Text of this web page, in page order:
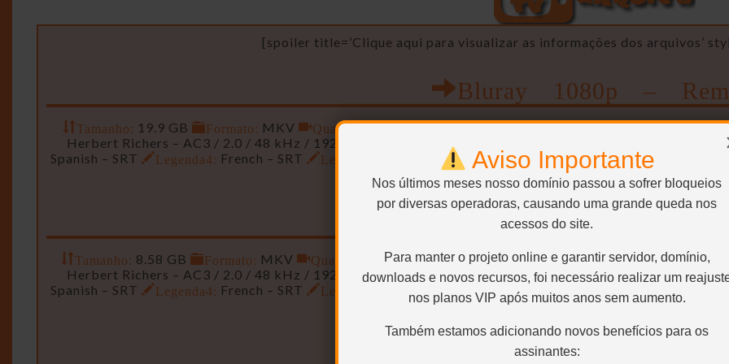
Aviso Importante
Nos últimos meses nosso domínio passou a sofrer bloqueios
por diversas operadoras, causando uma grande queda nos
acessos do site.
Para manter o projeto online e garantir servidor, domínio,
downloads e novos recursos, foi necessário realizar um
nos planos VIP após muitos anos sem aumento.
Também estamos adicionando novos benefícios para os
assinantes:
[spoiler title=’Clique aqui para visualizar as informações dos arquivos’
Bluray 1080p –
Tamanho: 19.9 GB Formato: MKV Qualidade:1920×1080 – H.264 / AVC / 16:9 / 24.900 Kbps /
Herbert Richers – AC3 / 2.0 / 48 kHz / 192 kbps
Spanish – SRT
Legenda4: French – SRT Legenda5: German – SRT Legenda6:Dutch – SRT Legenda7:
SRT
Legenda10:Greek – SRT Legenda11:
Bluray 1080p –
Tamanho: 8.58 GB Formato: MKV Qualidade: 1920×800 – H.264 / AVC / 2.40:1 / 10.000 Kbps /
Herbert Richers – AC3 / 2.0 / 48 kHz / 192 kbps
Audio2: Inglês – DTS – 2.0 / 48 kHz / 1.509 kbps
Spanish – SRT
Legenda4: French – SRT Legenda5: German – SRT Legenda6: Legenda7:
SRT
Legenda10:Greek – SRT Legenda11:
Bluray 1080p –